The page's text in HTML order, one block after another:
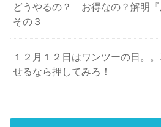
どうやるの？ お得なの？解明『
その３
１２月１２日はワンツーの日。
せるなら押してみろ！